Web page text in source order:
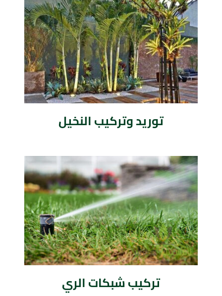
توريد وتركيب النخيل
تركيب شبكات الري